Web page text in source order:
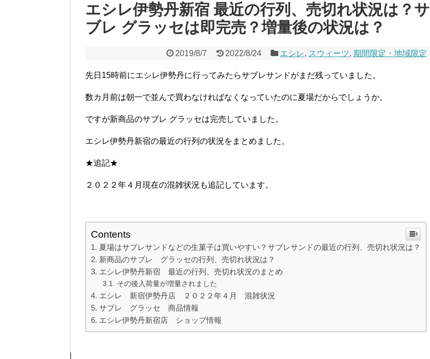
エシレ伊勢丹新宿 最近の行列、売切れ状況は？サ
ブレ グラッセは即完売？増量後の状況は？
2019/8/7 2022/8/24 エシレ, スウィーツ, 期間限定・地域限定
先日15時前にエシレ伊勢丹に行ってみたらサブレサンドがまだ残っていました。
数カ月前は朝一で並んで買わなければなくなっていたのに夏場だからでしょうか。
ですが新商品のサブレ グラッセは完売していました。
エシレ伊勢丹新宿の最近の行列の状況をまとめました。
★追記★
２０２２年４月現在の混雑状況も追記しています。
Contents
夏場はサブレサンドなどの生菓子は買いやすい？サブレサンドの最近の行列、売切れ状況は？
新商品のサブレ グラッセの行列、売切れ状況は？
エシレ伊勢丹新宿 最近の行列、売切れ状況のまとめ
その後入荷量が増量されました
エシレ 新宿伊勢丹店 ２０２２年４月 混雑状況
サブレ グラッセ 商品情報
エシレ伊勢丹新宿店 ショップ情報